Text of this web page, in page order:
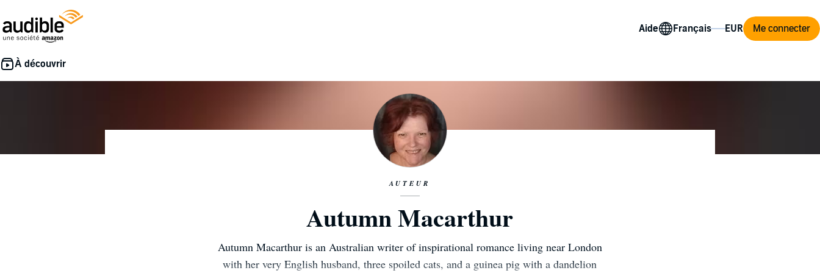
Aide Me connecter
AUTEUR
Autumn Macarthur
Autumn Macarthur is an Australian writer of inspirational romance living near London
with her very English husband, three spoiled cats, and a guinea pig with a dandelion